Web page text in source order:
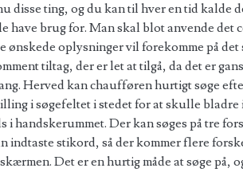
disse ting, og du kan til hver en tid kalde
have brug for. Man skal blot anvende det
ønskede oplysninger vil forekomme på det
tiltag, der er let at tilgå, da det er
Herved kan chaufføren hurtigt søge
i søgefeltet i stedet for at skulle bladre
handskerummet. Der kan søges på tre
indtaste stikord, så der kommer flere
Det er en hurtig måde at søge på,